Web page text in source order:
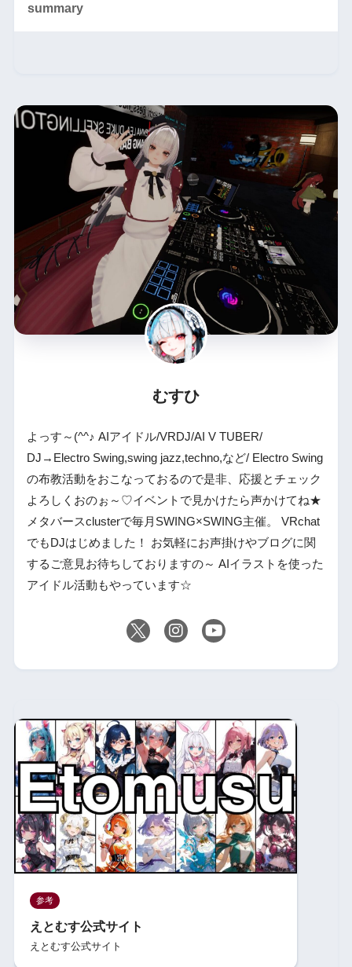
summary
むすひ
よっす～(^^♪ AIアイドル/VRDJ/AI V TUBER/
DJ→Electro Swing,swing jazz,techno,など/ Electro Swing
の布教活動をおこなっておるので是非、応援とチェック
よろしくおのぉ～♡イベントで見かけたら声かけてね★
メタバースclusterで毎月SWING×SWING主催。 VRchat
でもDJはじめました！ お気軽にお声掛けやブログに関
するご意見お待ちしておりますの～ AIイラストを使った
アイドル活動もやっています☆
参考
えとむす公式サイト
えとむす公式サイト